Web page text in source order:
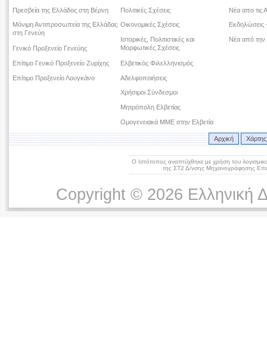
Πρεσβεία της Ελλάδος στη Βέρνη
Μόνιμη Αντιπροσωπεία της Ελλάδας
στη Γενεύη
Γενικό Προξενείο Γενεύης
Επίτιμο Γενικό Προξενείο Ζυρίχης
Επίτιμο Προξενείο Λουγκάνο
Πολιτικές Σχέσεις
Οικονομικές Σχέσεις
Ιστορικές, Πολιτιστικές και
Μορφωτικές Σχέσεις
Ελβετικός Φιλελληνισμός
Αδελφοποιήσεις
Χρήσιμοι Σύνδεσμοι
Μητρόπολη Ελβετίας
Ομογενειακά ΜΜΕ στην Ελβετία
Νέα απο τις
Εκδηλώσεις
Νέα από την
Αρχική
Ο Ιστότοπος αναπτύχθηκε με χρήση του
της ΣΤ2 Δ/νσης Μηχανογράφησης
Copyright © 2026 Ελληνική